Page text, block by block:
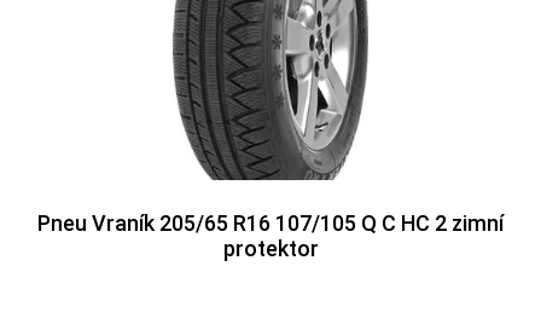
Pneu Vraník 205/65 R16 107/105 Q C HC 2 zimní
protektor